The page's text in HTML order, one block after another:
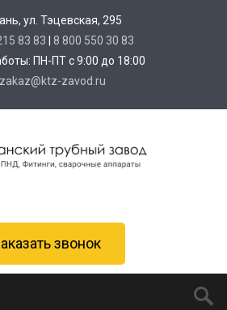
ул. Тэцевская, 295
83 83
8 800 550 30 83
ПН-ПТ с 9:00 до 18:00
zakaz@ktz-zavod.ru
звонок